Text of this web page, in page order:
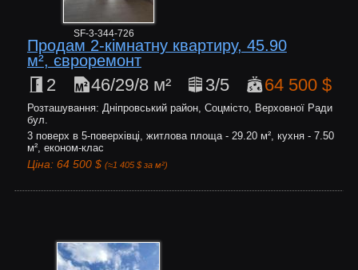
SF-3-344-726
Продам 2-кімнатну квартиру, 45.90
м², євроремонт
2 46/29/8 м² 3/5 64 500 $
Розташування: Дніпровський район, Соцмісто, Верховної Ради
бул.
3 поверх в 5-поверхівці, житлова площа - 29.20 м², кухня - 7.50
м², економ-клас
Ціна: 64 500 $ (≈1 405 $ за м²)